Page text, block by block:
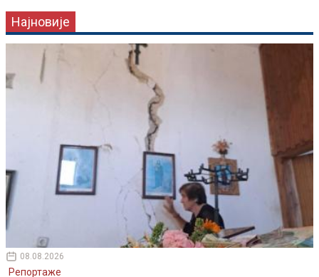
Најновије
08.08.2026
Репортаже